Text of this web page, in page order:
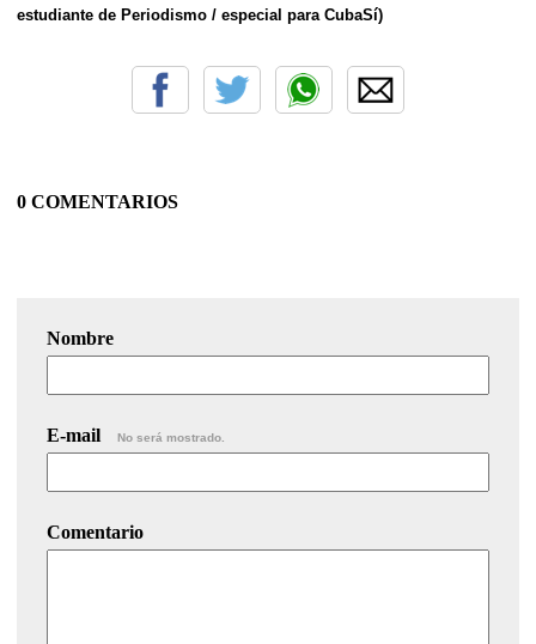
estudiante de Periodismo / especial para CubaSí)
0 COMENTARIOS
Nombre
E-mail No será mostrado.
Comentario